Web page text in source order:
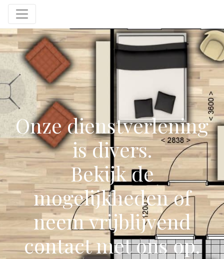
Onze dienstverlening
is divers.
Bekijk de
mogelijkheden of
neem vrijblijvend
contact met ons op.